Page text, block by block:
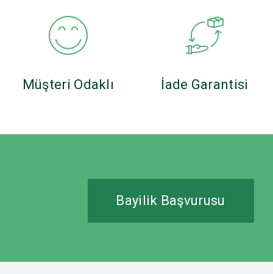
Müşteri Odaklı İade Garantisi
Bayilik Başvurusu